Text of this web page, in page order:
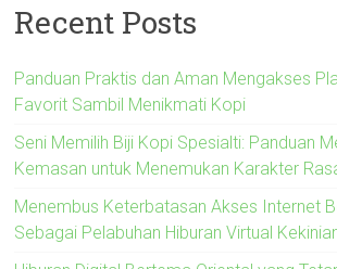
Recent Posts
Panduan Praktis dan Aman Mengakses
Favorit Sambil Menikmati Kopi
Seni Memilih Biji Kopi Spesialti: Panduan
Kemasan untuk Menemukan Karakter
Menembus Keterbatasan Akses Internet
Sebagai Pelabuhan Hiburan Virtual